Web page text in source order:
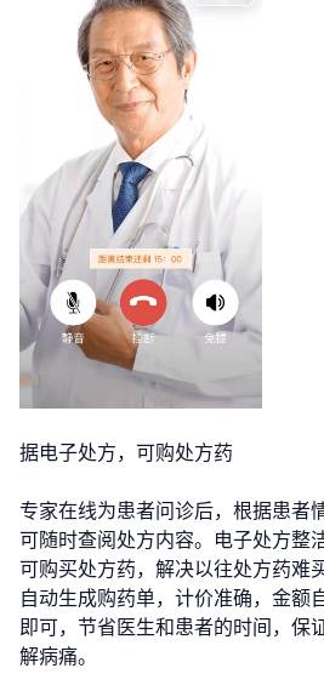
据电子处方，可购处方药
专家在线为患者问诊后，根据患者
可随时查阅处方内容。电子处方整
可购买处方药，解决以往处方药难
自动生成购药单，计价准确，金额
即可，节省医生和患者的时间，保
解病痛。